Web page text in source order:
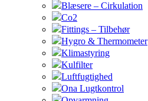
Blæsere – Cirkulation
Co2
Fittings – Tilbehør
Hygro & Thermometer
Klimastyring
Kulfilter
Luftfugtighed
Ona Lugtkontrol